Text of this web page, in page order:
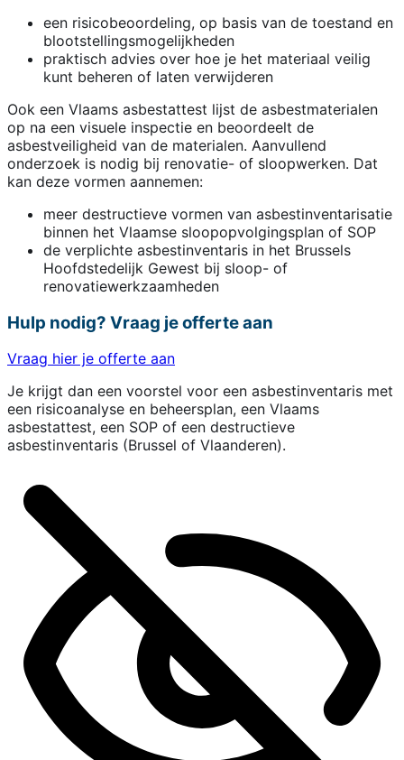
een risicobeoordeling, op basis van de toestand en
blootstellingsmogelijkheden
praktisch advies over hoe je het materiaal veilig
kunt beheren of laten verwijderen
Ook een Vlaams asbestattest lijst de asbestmaterialen
op na een visuele inspectie en beoordeelt de
asbestveiligheid van de materialen. Aanvullend
onderzoek is nodig bij renovatie- of sloopwerken. Dat
kan deze vormen aannemen:
meer destructieve vormen van asbestinventarisatie
binnen het Vlaamse sloopopvolgingsplan of SOP
de verplichte asbestinventaris in het Brussels
Hoofdstedelijk Gewest bij sloop- of
renovatiewerkzaamheden
Hulp nodig? Vraag je offerte aan
Vraag hier je offerte aan
Je krijgt dan een voorstel voor een asbestinventaris met
een risicoanalyse en beheersplan, een Vlaams
asbestattest, een SOP of een destructieve
asbestinventaris (Brussel of Vlaanderen).